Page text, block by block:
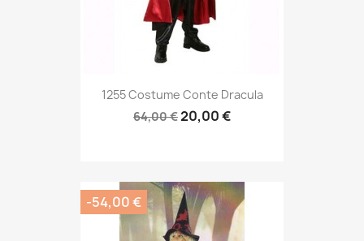
1255 Costume Conte Dracula
64,00 €20,00 €
-54,00 €